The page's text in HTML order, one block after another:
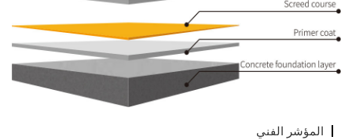
المؤشر الفني